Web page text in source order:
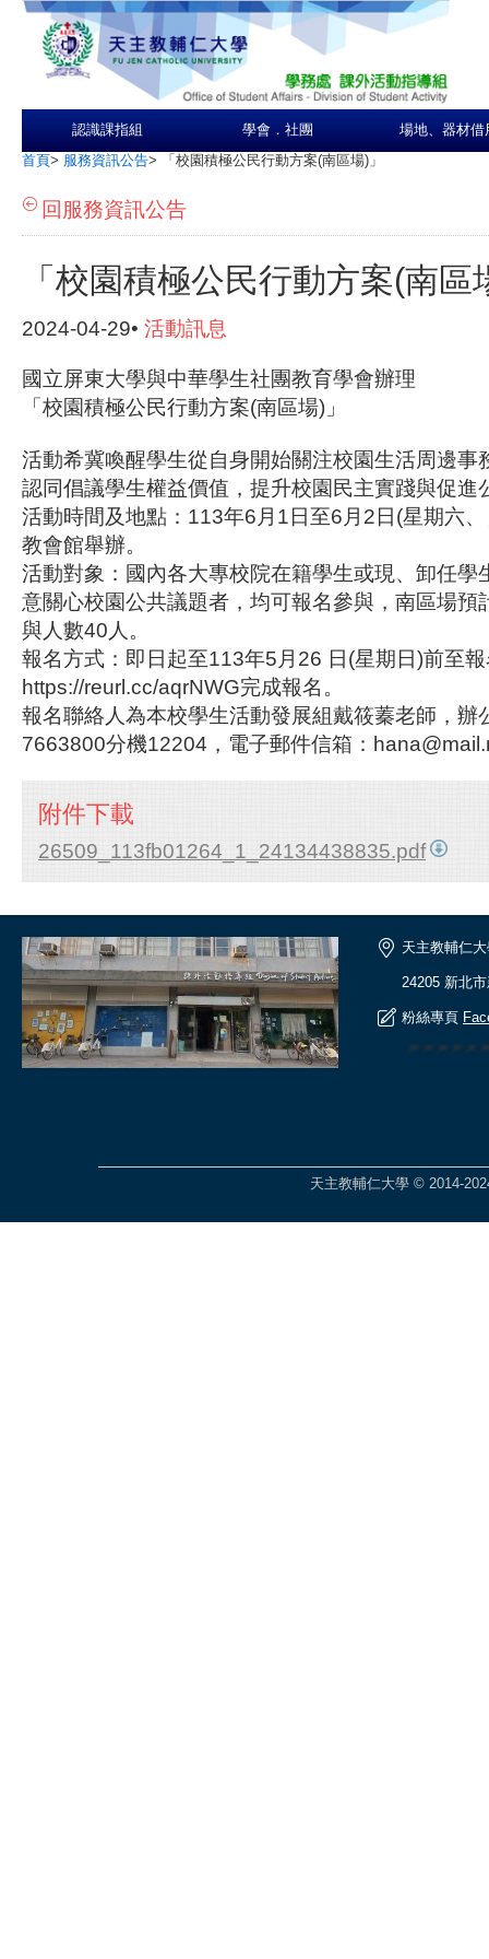
認識課指組 學會．社團 場地、器材借
首頁> 服務資訊公告> 「校園積極公民行動方案(南區場)」
回服務資訊公告
「校園積極公民行動方案(南區
2024-04-29• 活動訊息
國立屏東大學與中華學生社團教育學會辦理
「校園積極公民行動方案(南區場)」
活動希冀喚醒學生從自身開始關注校園生活周邊事
認同倡議學生權益價值，提升校園民主實踐與促進
活動時間及地點：113年6月1日至6月2日(星期六
教會館舉辦。
活動對象：國內各大專校院在籍學生或現、卸任學
意關心校園公共議題者，均可報名參與，南區場預
與人數40人。
報名方式：即日起至113年5月26 日(星期日)前至
https://reurl.cc/aqrNWG完成報名。
報名聯絡人為本校學生活動發展組戴筱蓁老師，辦
7663800分機12204，電子郵件信箱：
附件下載
26509_113fb01264_1_24134438835.pdf
天主教輔仁
24205 新北
粉絲專頁
天主教輔仁大學 © 2014-